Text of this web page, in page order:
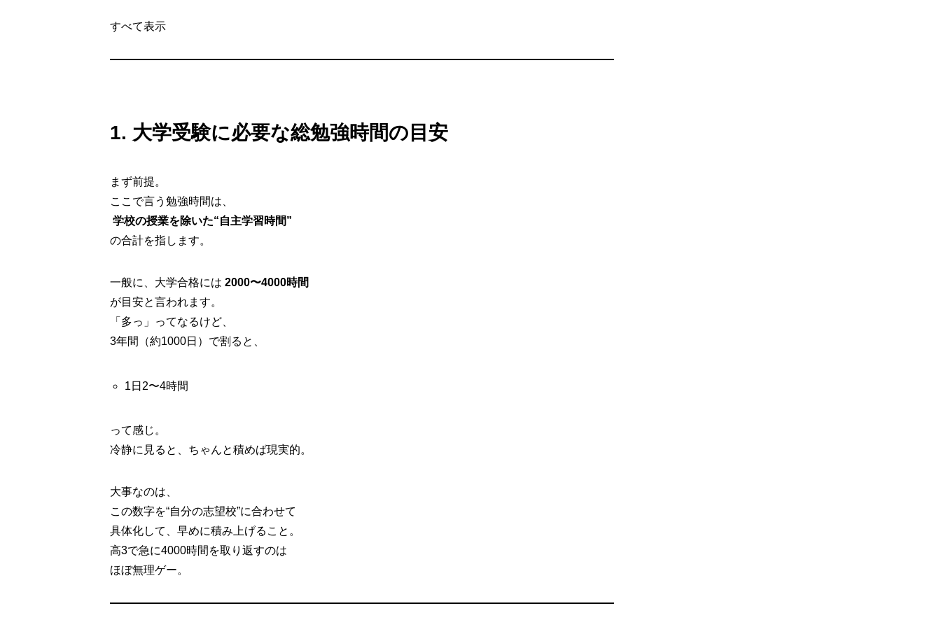
すべて表示
1. 大学受験に必要な総勉強時間の目安
まず前提。
ここで言う勉強時間は、
学校の授業を除いた“自主学習時間”
の合計を指します。
一般に、大学合格には 2000〜4000時間
が目安と言われます。
「多っ」ってなるけど、
3年間（約1000日）で割ると、
1日2〜4時間
って感じ。
冷静に見ると、ちゃんと積めば現実的。
大事なのは、
この数字を“自分の志望校”に合わせて
具体化して、早めに積み上げること。
高3で急に4000時間を取り返すのは
ほぼ無理ゲー。